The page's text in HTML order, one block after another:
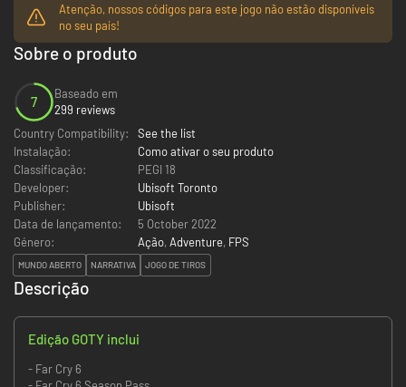
Atenção, nossos códigos para este jogo não estão disponíveis
no seu país!
Sobre o produto
7
Baseado em
299 reviews
Country Compatibility:
See the list
Instalação:
Como ativar o seu produto
Classificação:
PEGI 18
Developer:
Ubisoft Toronto
Publisher:
Ubisoft
Data de lançamento:
5 October 2022
Género:
Ação, Adventure, FPS
MUNDO ABERTO NARRATIVA JOGO DE TIROS
Descrição
Edição GOTY inclui
- Far Cry 6